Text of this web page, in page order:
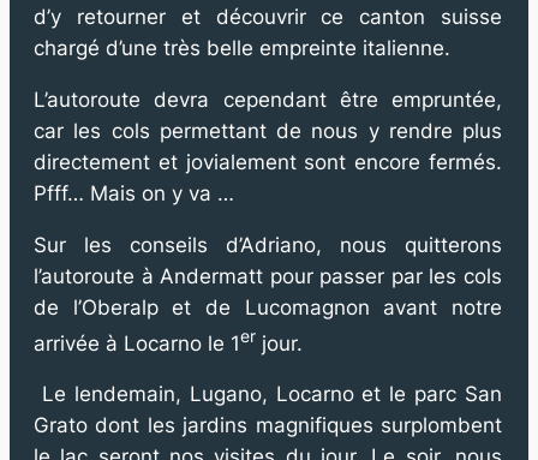
d’y retourner et découvrir ce canton suisse
chargé d’une très belle empreinte italienne.
L’autoroute devra cependant être empruntée,
car les cols permettant de nous y rendre plus
directement et jovialement sont encore fermés.
Pfff… Mais on y va …
Sur les conseils d’Adriano, nous quitterons
l’autoroute à Andermatt pour passer par les cols
de l’Oberalp et de Lucomagnon avant notre
arrivée à Locarno le 1er jour.
Le lendemain, Lugano, Locarno et le parc San
Grato dont les jardins magnifiques surplombent